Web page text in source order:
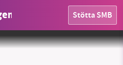
Stötta SMB
för boken Norrlandsparadoxen.Foto: Ord & Visor förlag